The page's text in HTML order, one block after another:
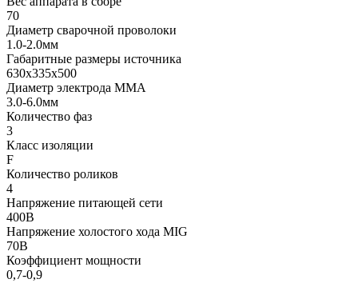
70
Диаметр сварочной проволоки
1.0-2.0мм
Габаритные размеры источника
630х335х500
Диаметр электрода MMA
3.0-6.0мм
Количество фаз
3
Класс изоляции
F
Количество роликов
4
Напряжение питающей сети
400В
Напряжение холостого хода MIG
70В
Коэффициент мощности
0,7-0,9